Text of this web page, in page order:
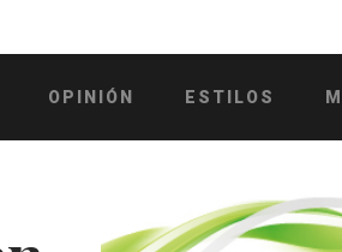
OPINIÓN ESTILOS